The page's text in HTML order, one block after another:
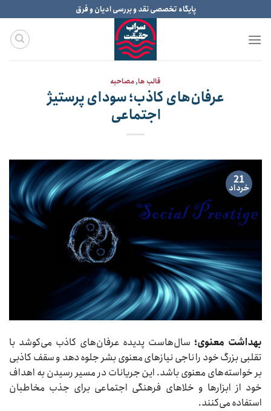
to
content
پایگاه تخصصی نقد و بررسی ادیان و فرق
قالب ها,مصاحبه
عرفان‌های کاذب؛ سودای پرستیژ
اجتماعی
21
خرداد
بهداشت معنوی؛ سال‌هاست پدیده عرفان‌های کاذب می‌کوشد با
تقلبی بزرگ خود را ناجی نیاز‌های معنوی بشر جلوه دهد و سقف کاذبی
بر خواسته‌های معنوی باشد. این جریانات در مسیر رسیدن به اهداف
خود از ابزار‌ها و خلا‌های فرهنگی اجتماعی برای جذب مخاطبان
استفاده می‌کنند.